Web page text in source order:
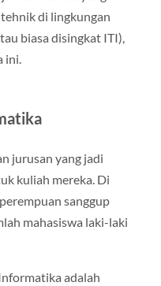
di lingkungan
biasa disingkat ITI),
ini.
jurusan yang jadi
kuliah mereka. Di
sanggup
mahasiswa laki-laki
adalah